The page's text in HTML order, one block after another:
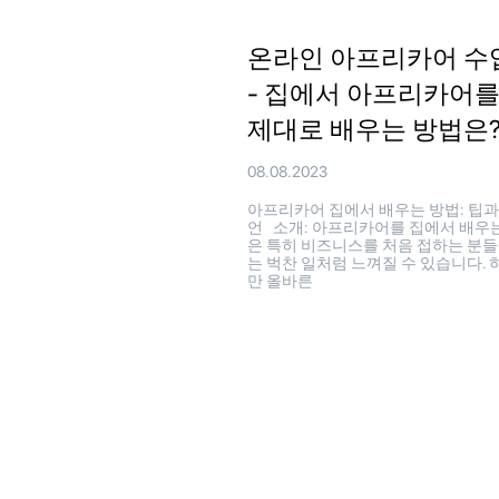
온라인 아프리카어 수
- 집에서 아프리카어를
제대로 배우는 방법은
08.08.2023
아프리카어 집에서 배우는 방법: 팁
언 소개: 아프리카어를 집에서 배우
은 특히 비즈니스를 처음 접하는 분
는 벅찬 일처럼 느껴질 수 있습니다.
만 올바른